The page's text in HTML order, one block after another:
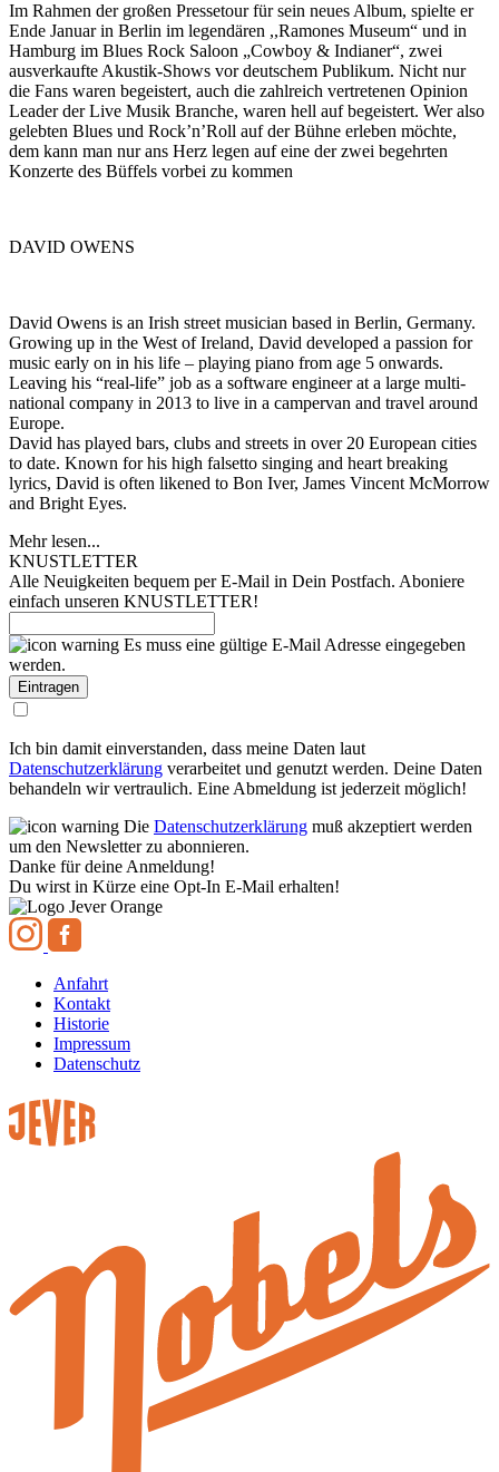
Im Rahmen der großen Pressetour für sein neues Album, spielte er
Ende Januar in Berlin im legendären ,,Ramones Museum“ und in
Hamburg im Blues Rock Saloon „Cowboy & Indianer“, zwei
ausverkaufte Akustik-Shows vor deutschem Publikum. Nicht nur
die Fans waren begeistert, auch die zahlreich vertretenen Opinion
Leader der Live Musik Branche, waren hell auf begeistert. Wer also
gelebten Blues und Rock’n’Roll auf der Bühne erleben möchte,
dem kann man nur ans Herz legen auf eine der zwei begehrten
Konzerte des Büffels vorbei zu kommen
DAVID OWENS
David Owens is an Irish street musician based in Berlin, Germany.
Growing up in the West of Ireland, David developed a passion for
music early on in his life – playing piano from age 5 onwards.
Leaving his “real-life” job as a software engineer at a large multi-
national company in 2013 to live in a campervan and travel around
Europe.
David has played bars, clubs and streets in over 20 European cities
to date. Known for his high falsetto singing and heart breaking
lyrics, David is often likened to Bon Iver, James Vincent McMorrow
and Bright Eyes.
Mehr lesen...
KNUSTLETTER
Alle Neuigkeiten bequem per E-Mail in Dein Postfach. Aboniere
einfach unseren KNUSTLETTER!
Es muss eine gültige E-Mail Adresse eingegeben
werden.
Ich bin damit einverstanden, dass meine Daten laut
Datenschutzerklärung verarbeitet und genutzt werden. Deine Daten
behandeln wir vertraulich. Eine Abmeldung ist jederzeit möglich!
Die Datenschutzerklärung muß akzeptiert werden
um den Newsletter zu abonnieren.
Danke für deine Anmeldung!
Du wirst in Kürze eine Opt-In E-Mail erhalten!
Anfahrt
Kontakt
Historie
Impressum
Datenschutz